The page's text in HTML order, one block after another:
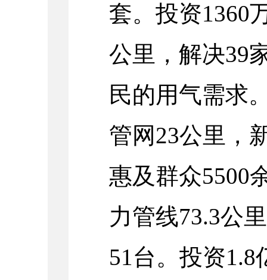
套。投资1360
公里，解决39
民的用气需求
管网23公里，
惠及群众5500
力管线73.3公
51台。投资